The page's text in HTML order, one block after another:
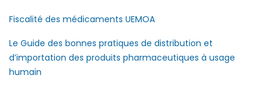
Fiscalité des médicaments UEMOA
Le Guide des bonnes pratiques de distribution et
d’importation des produits pharmaceutiques à usage
humain